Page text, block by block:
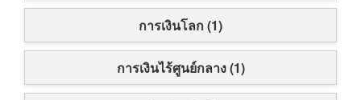
การเงินโลก (1)
การเงินไร้ศูนย์กลาง (1)